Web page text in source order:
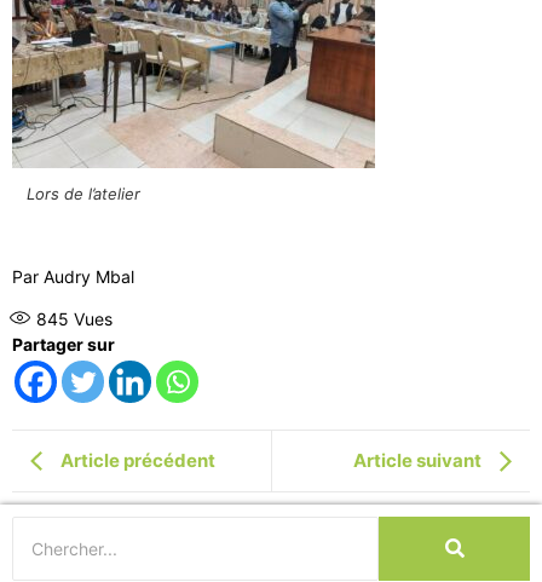
Lors de l’atelier
Par Audry Mbal
845 Vues
Partager sur
Article précédent Article suivant